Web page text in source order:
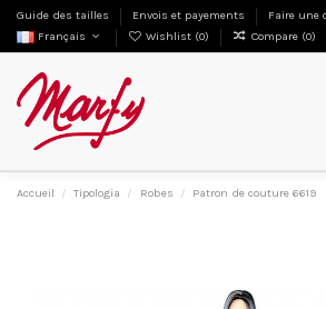
Guide des tailles Envois et payements
Faire une
Français
Wishlist (0) Compare (0)
Accueil Tipologia Robes Patron de couture 6619